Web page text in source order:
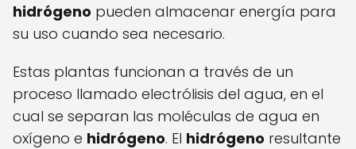
hidrógeno pueden almacenar energía para
su uso cuando sea necesario.
Estas plantas funcionan a través de un
proceso llamado electrólisis del agua, en el
cual se separan las moléculas de agua en
oxígeno e hidrógeno. El hidrógeno resultante